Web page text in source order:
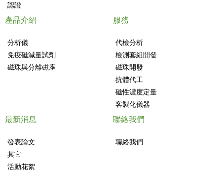
認證
產品介紹
分析儀
免疫磁減量試劑
磁珠與分離磁座
服務
代檢分析
檢測套組開發
磁珠開發
抗體代工
磁性濃度定量
客製化儀器
最新消息
發表論文
其它
活動花絮
聯絡我們
聯絡我們